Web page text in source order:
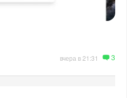
вчера в 21:31 3